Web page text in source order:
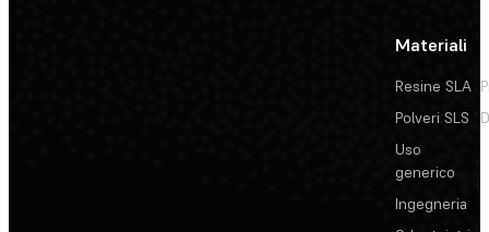
Materiali
Resine SLA
Polveri SLS
Uso
generico
Ingegneria